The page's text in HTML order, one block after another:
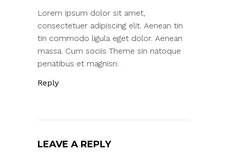
Lorem ipsum dolor sit amet,
consectetuer adipiscing elit. Aenean tin
tin commodo ligula eget dolor. Aenean
massa. Cum sociis Theme sin natoque
penatibus et magnisn.
Reply
LEAVE A REPLY